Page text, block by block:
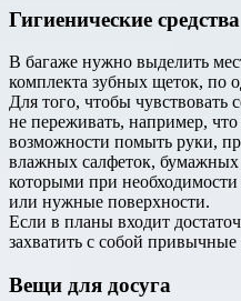
Гигиенические средства
В багаже нужно выделить
комплекта зубных щеток, по
Для того, чтобы чувствовать
не переживать, например,
возможности помыть руки,
влажных салфеток, бумажных
которыми при необходимости
или нужные поверхности.
Если в планы входит
захватить с собой
Вещи для досуга